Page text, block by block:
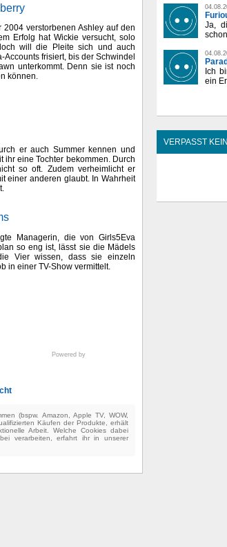
verstorbenen Ashley auf den
Erfolg hat Wickie versucht, solo
will die Pleite sich und auch
frisiert, bis der Schwindel
unterkommt. Denn sie ist noch
können.
er auch Summer kennen und
ihr eine Tochter bekommen. Durch
so oft. Zudem verheimlicht er
einer anderen glaubt. In Wahrheit
Managerin, die von Girls5Eva
so eng ist, lässt sie die Mädels
Vier wissen, dass sie einzeln
in einer TV-Show vermittelt.
Powered by
(bspw. Amazon, Apple TV, WOW,
Käufen der Produkte, erhält
Arbeit. Welche Cookies dabei
verarbeiten, erfahrt ihr in unserer
Ja,
Ich
ein
VERPASST